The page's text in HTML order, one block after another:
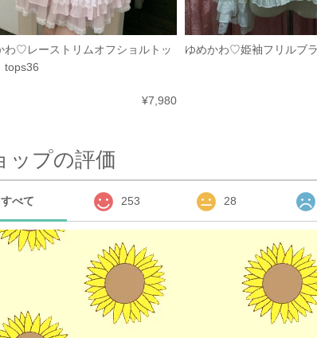
わ♡レーストリムオフショルトッ
¥7,980
ゆめかわ♡姫袖フリルブ
ップの評価
すべて 253 28